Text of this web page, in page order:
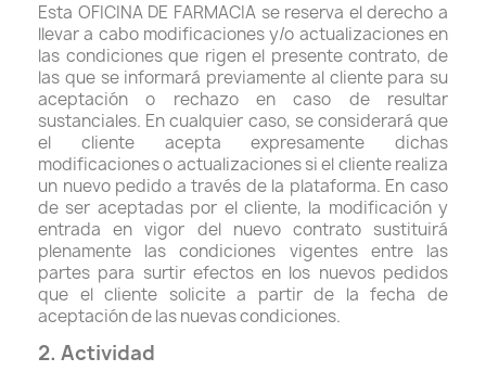
Esta OFICINA DE FARMACIA se reserva el derecho a
llevar a cabo modificaciones y/o actualizaciones en
las condiciones que rigen el presente contrato, de
las que se informará previamente al cliente para su
aceptación o rechazo en caso de resultar
sustanciales. En cualquier caso, se considerará que
el cliente acepta expresamente dichas
modificaciones o actualizaciones si el cliente realiza
un nuevo pedido a través de la plataforma. En caso
de ser aceptadas por el cliente, la modificación y
entrada en vigor del nuevo contrato sustituirá
plenamente las condiciones vigentes entre las
partes para surtir efectos en los nuevos pedidos
que el cliente solicite a partir de la fecha de
aceptación de las nuevas condiciones.
2. Actividad